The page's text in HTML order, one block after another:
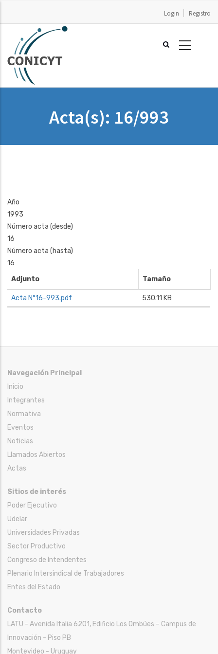
principal
Login Registro
Acta(s): 16/993
Año
1993
Número acta (desde)
16
Número acta (hasta)
16
Adjunto
Tamaño
Acta N°16-993.pdf 530.11 KB
Navegación Principal
Inicio
Integrantes
Normativa
Eventos
Noticias
Llamados Abiertos
Actas
Sitios de interés
Poder Ejecutivo
Udelar
Universidades Privadas
Sector Productivo
Congreso de Intendentes
Plenario Intersindical de Trabajadores
Entes del Estado
Contacto
LATU - Avenida Italia 6201, Edificio Los Ombúes – Campus de
Innovación - Piso PB
Montevideo - Uruguay